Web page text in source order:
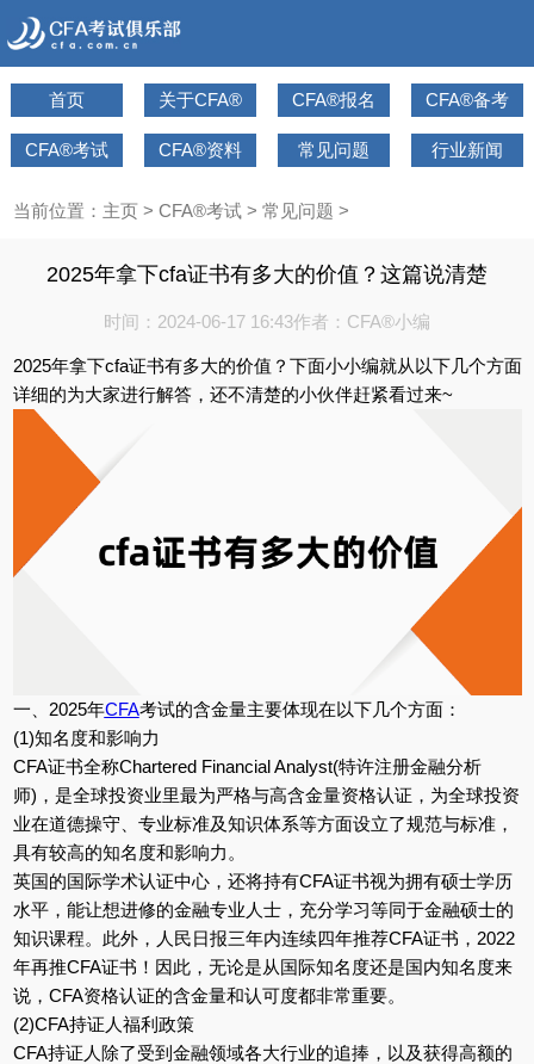
首页 关于CFA® CFA®报名 CFA®备考
CFA®考试 CFA®资料 常见问题 行业新闻
当前位置： 主页> CFA®考试> 常见问题 >
2025年拿下cfa证书有多大的价值？这篇说清楚
时间：2024-06-17 16:43作者：CFA®小编
2025年拿下cfa证书有多大的价值？下面小小编就从以下几个方面
详细的为大家进行解答，还不清楚的小伙伴赶紧看过来~
一、2025年CFA考试的含金量主要体现在以下几个方面：
(1)知名度和影响力
CFA证书全称Chartered Financial Analyst(特许注册金融分析
师)，是全球投资业里最为严格与高含金量资格认证，为全球投资
业在道德操守、专业标准及知识体系等方面设立了规范与标准，
具有较高的知名度和影响力。
英国的国际学术认证中心，还将持有CFA证书视为拥有硕士学历
水平，能让想进修的金融专业人士，充分学习等同于金融硕士的
知识课程。此外，人民日报三年内连续四年推荐CFA证书，2022
年再推CFA证书！因此，无论是从国际知名度还是国内知名度来
说，CFA资格认证的含金量和认可度都非常重要。
(2)CFA持证人福利政策
CFA持证人除了受到金融领域各大行业的追捧，以及获得高额的